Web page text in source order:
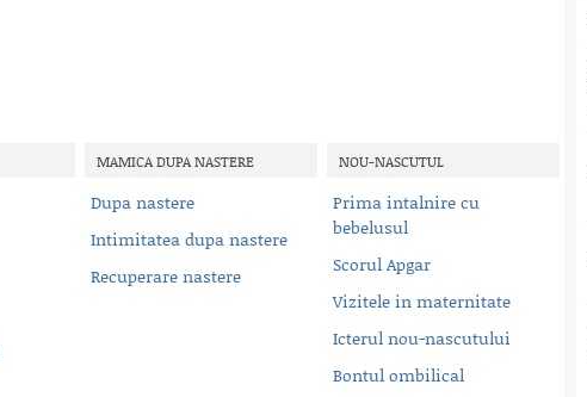
MAMICA DUPA NASTERE
Dupa nastere
Intimitatea dupa nastere
Recuperare nastere
NOU-NASCUTUL
Prima intalnire cu
bebelusul
Scorul Apgar
Vizitele in maternitate
Icterul nou-nascutului
Bontul ombilical